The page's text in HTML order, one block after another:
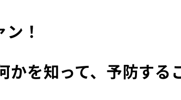
！
かを知って、予防する